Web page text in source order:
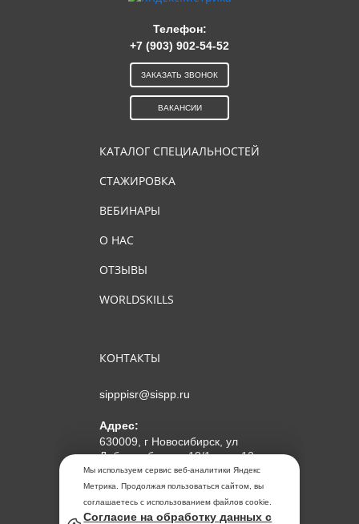
Мы используем сервис веб-аналитики Яндекс
Метрика. Продолжая пользоваться сайтом, вы
соглашаетесь с использованием файлов cookie.
Согласие на обработку данных с
КАТАЛОГ СПЕЦИАЛЬНОСТЕЙ
СТАЖИРОВКА
ВЕБИНАРЫ
О НАС
ОТЗЫВЫ
WORLDSKILLS
КОНТАКТЫ
sipppisr@sispp.ru
Адрес:
630009, г Новосибирск, ул
Добролюбова, д 18/1, пом 12
АНО ДПО "МИПКП"
ИНН5405963859
ОГРН 1155476104354
Телефон:
+7 (903) 902-54-52
ЗАКАЗАТЬ ЗВОНОК
ВАКАНСИИ